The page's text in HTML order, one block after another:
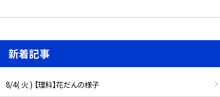
新着記事
8/4( 火 ) 【理科】花だんの様子